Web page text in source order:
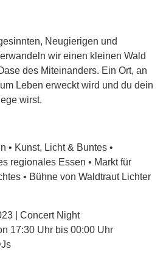
Neugierigen und
wir einen kleinen Wald
des Miteinanders. Ein Ort, an
Leben erweckt wird und du dein
wirst.
• Kunst, Licht & Buntes •
regionales Essen • Markt für
• Bühne von Waldtraut Lichter
| Concert Night
17:30 Uhr bis 00:00 Uhr